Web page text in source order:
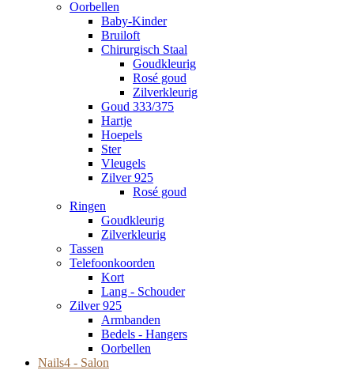
Oorbellen
Baby-Kinder
Bruiloft
Chirurgisch Staal
Goudkleurig
Rosé goud
Zilverkleurig
Goud 333/375
Hartje
Hoepels
Ster
Vleugels
Zilver 925
Rosé goud
Ringen
Goudkleurig
Zilverkleurig
Tassen
Telefoonkoorden
Kort
Lang - Schouder
Zilver 925
Armbanden
Bedels - Hangers
Oorbellen
Nails4 - Salon